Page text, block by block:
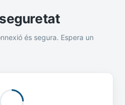
és segura. Espera un